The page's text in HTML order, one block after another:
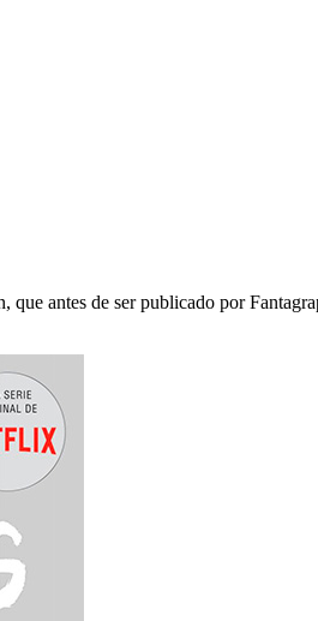
que antes de ser publicado por